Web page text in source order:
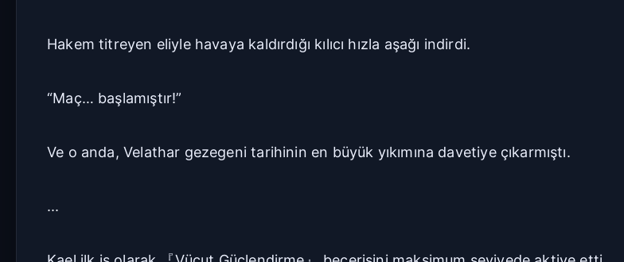
Hakem titreyen eliyle havaya kaldırdığı kılıcı hızla aşağı indirdi.
“Maç… başlamıştır!”
Ve o anda, Velathar gezegeni tarihinin en büyük yıkımına davetiye çıkarmıştı.
...